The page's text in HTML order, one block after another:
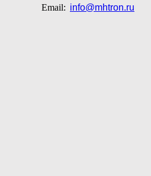
Email: info@mhtron.ru